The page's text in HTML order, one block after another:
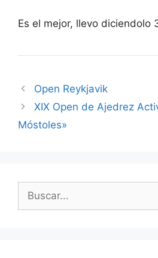
Es el mejor, llevo diciendolo
Open Reykjavik
XIX Open de Ajedrez
Móstoles»
Buscar: